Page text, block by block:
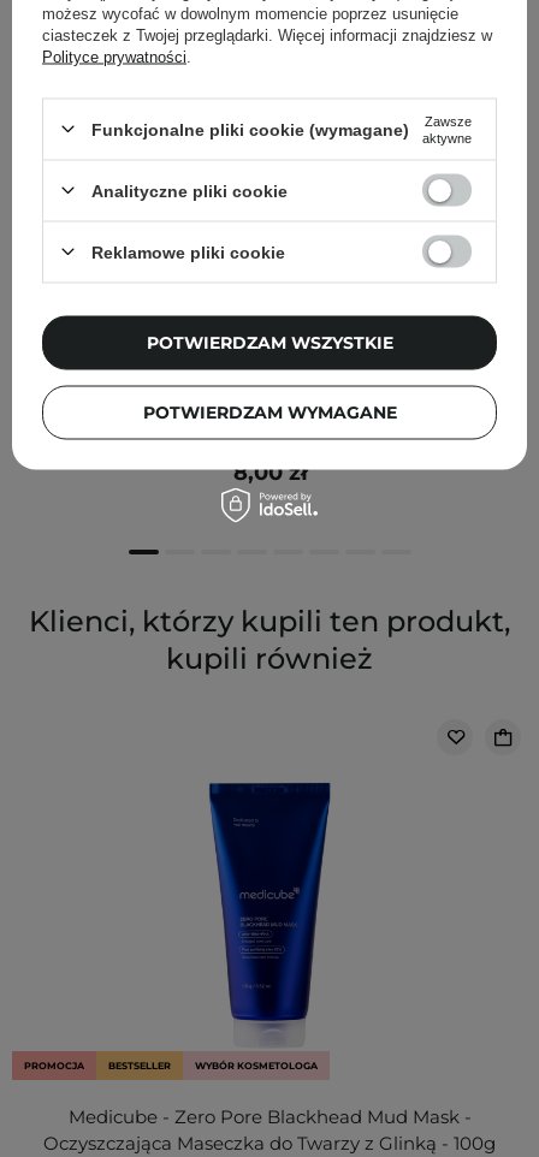
Jkosmec - Skin Solution Ceramide Mask - Ceramidowa
Maska do Twarzy w Płachcie - 1szt/25ml
8,00 zł
Klienci, którzy kupili ten produkt,
kupili również
PROMOCJA BESTSELLER WYBÓR KOSMETOLOGA
Medicube - Zero Pore Blackhead Mud Mask -
Oczyszczająca Maseczka do Twarzy z Glinką - 100g
możesz wycofać w dowolnym momencie poprzez usunięcie
ciasteczek z Twojej przeglądarki. Więcej informacji znajdziesz w
Polityce prywatności
Funkcjonalne pliki cookie (wymagane)
Zawsze
aktywne
Analityczne pliki cookie
Reklamowe pliki cookie
POTWIERDZAM WYMAGANE
POTWIERDZAM WSZYSTKIE